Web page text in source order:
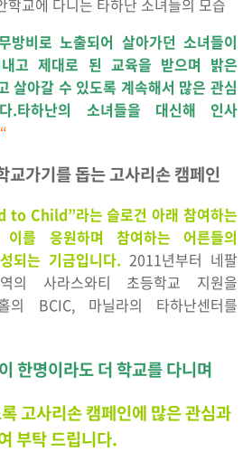
학교에 다니는 타하난 소녀들의 모습
방비로 노출되어 살아가던 소녀들이
고 제대로 된 교육을 받으며 밝은
살아갈 수 있도록 계속해서 많은 관심
.타하난의 소녀들을 대신해 인사
“
교가기를 돕는 고사리손 캠페인
to Child”라는 슬로건 아래 참여하는
이를 응원하며 참여하는 어른들의
되는 기금입니다. 2011년부터 네팔
의 사라스와티 초등학교 지원을
의 BCIC, 마닐라의 타하난센터를
한명이라도 더 학교를 다니며
고사리손 캠페인에 많은 관심과
부탁 드립니다.